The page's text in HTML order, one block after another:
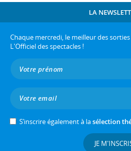
LA
Chaque mercredi, le meilleur des
L'Officiel des spectacles !
S’inscrire également à lasélection
JE